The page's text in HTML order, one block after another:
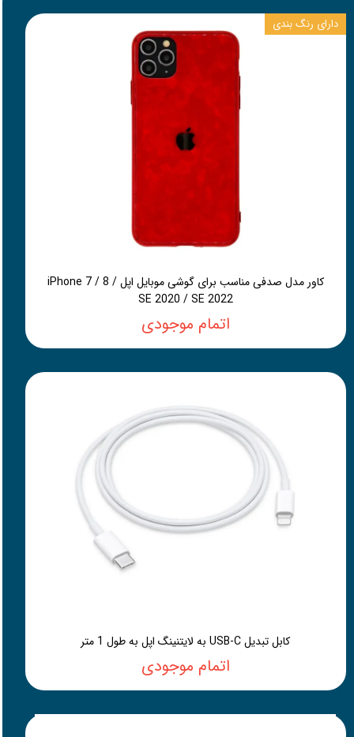
کاور مدل صدفی مناسب برای گوشی موبایل اپل iPhone 7 / 8 /
SE 2020 / SE 2022
اتمام موجودی
دارای رنگ بندی
کابل تبدیل USB-C به لایتنینگ اپل به طول 1 متر
اتمام موجودی